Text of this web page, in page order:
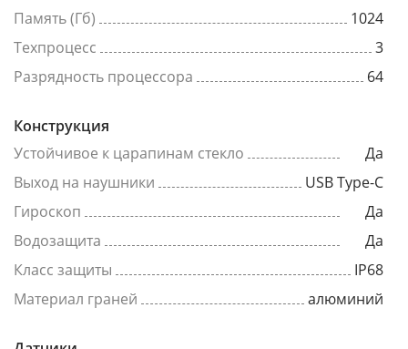
Память (Гб)
1024
Техпроцесс
3
Разрядность процессора
64
Конструкция
Устойчивое к царапинам стекло
Да
Выход на наушники
USB Type-C
Гироскоп
Да
Водозащита
Да
Класс защиты
IP68
Материал граней
алюминий